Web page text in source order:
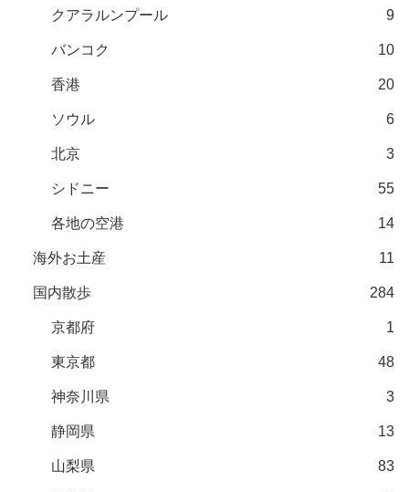
クアラルンプール 9
バンコク 10
香港 20
ソウル 6
北京 3
シドニー 55
各地の空港 14
海外お土産 11
国内散歩 284
京都府 1
東京都 48
神奈川県 3
静岡県 13
山梨県 83